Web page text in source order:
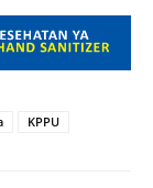
KPPU